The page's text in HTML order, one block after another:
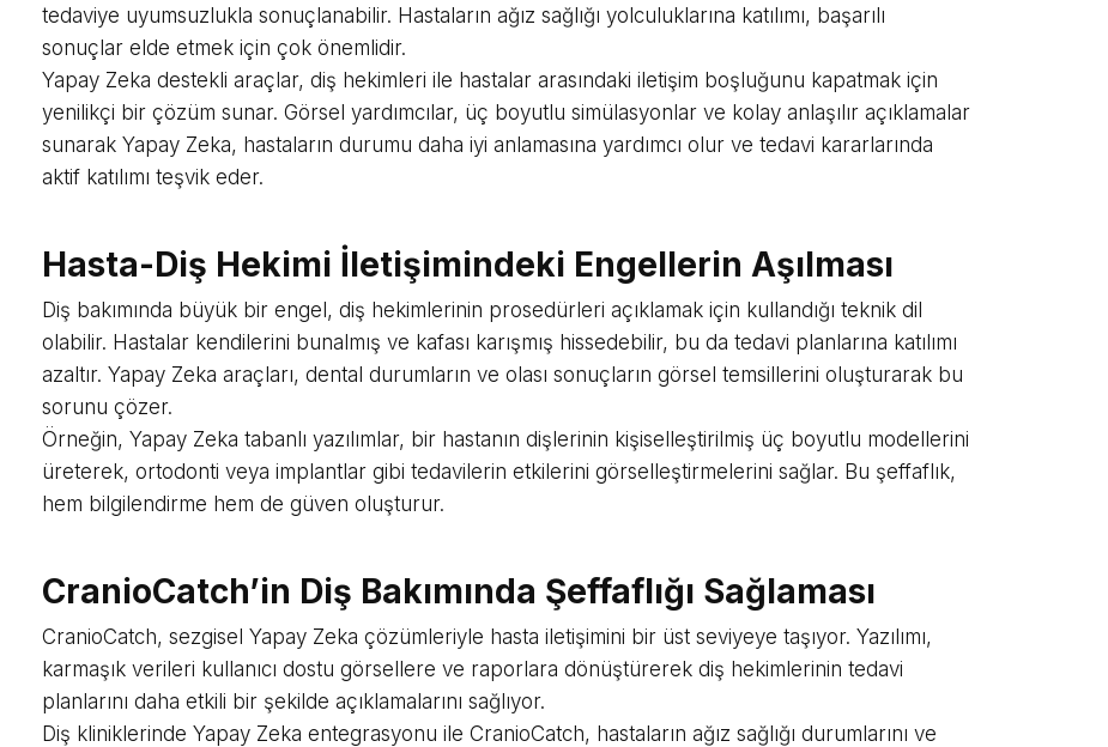
tedaviye uyumsuzlukla sonuçlanabilir. Hastaların ağız sağlığı yolculuklarına katılımı, başarılı
sonuçlar elde etmek için çok önemlidir.
Yapay Zeka destekli araçlar, diş hekimleri ile hastalar arasındaki iletişim boşluğunu kapatmak için
yenilikçi bir çözüm sunar. Görsel yardımcılar, üç boyutlu simülasyonlar ve kolay anlaşılır açıklamalar
sunarak Yapay Zeka, hastaların durumu daha iyi anlamasına yardımcı olur ve tedavi kararlarında
aktif katılımı teşvik eder.
Hasta-Diş Hekimi İletişimindeki Engellerin Aşılması
Diş bakımında büyük bir engel, diş hekimlerinin prosedürleri açıklamak için kullandığı teknik dil
olabilir. Hastalar kendilerini bunalmış ve kafası karışmış hissedebilir, bu da tedavi planlarına katılımı
azaltır. Yapay Zeka araçları, dental durumların ve olası sonuçların görsel temsillerini oluşturarak bu
sorunu çözer.
Örneğin, Yapay Zeka tabanlı yazılımlar, bir hastanın dişlerinin kişiselleştirilmiş üç boyutlu modellerini
üreterek, ortodonti veya implantlar gibi tedavilerin etkilerini görselleştirmelerini sağlar. Bu şeffaflık,
hem bilgilendirme hem de güven oluşturur.
CranioCatch’in Diş Bakımında Şeffaflığı Sağlaması
CranioCatch, sezgisel Yapay Zeka çözümleriyle hasta iletişimini bir üst seviyeye taşıyor. Yazılımı,
karmaşık verileri kullanıcı dostu görsellere ve raporlara dönüştürerek diş hekimlerinin tedavi
planlarını daha etkili bir şekilde açıklamalarını sağlıyor.
Diş kliniklerinde Yapay Zeka entegrasyonu ile CranioCatch, hastaların ağız sağlığı durumlarını ve